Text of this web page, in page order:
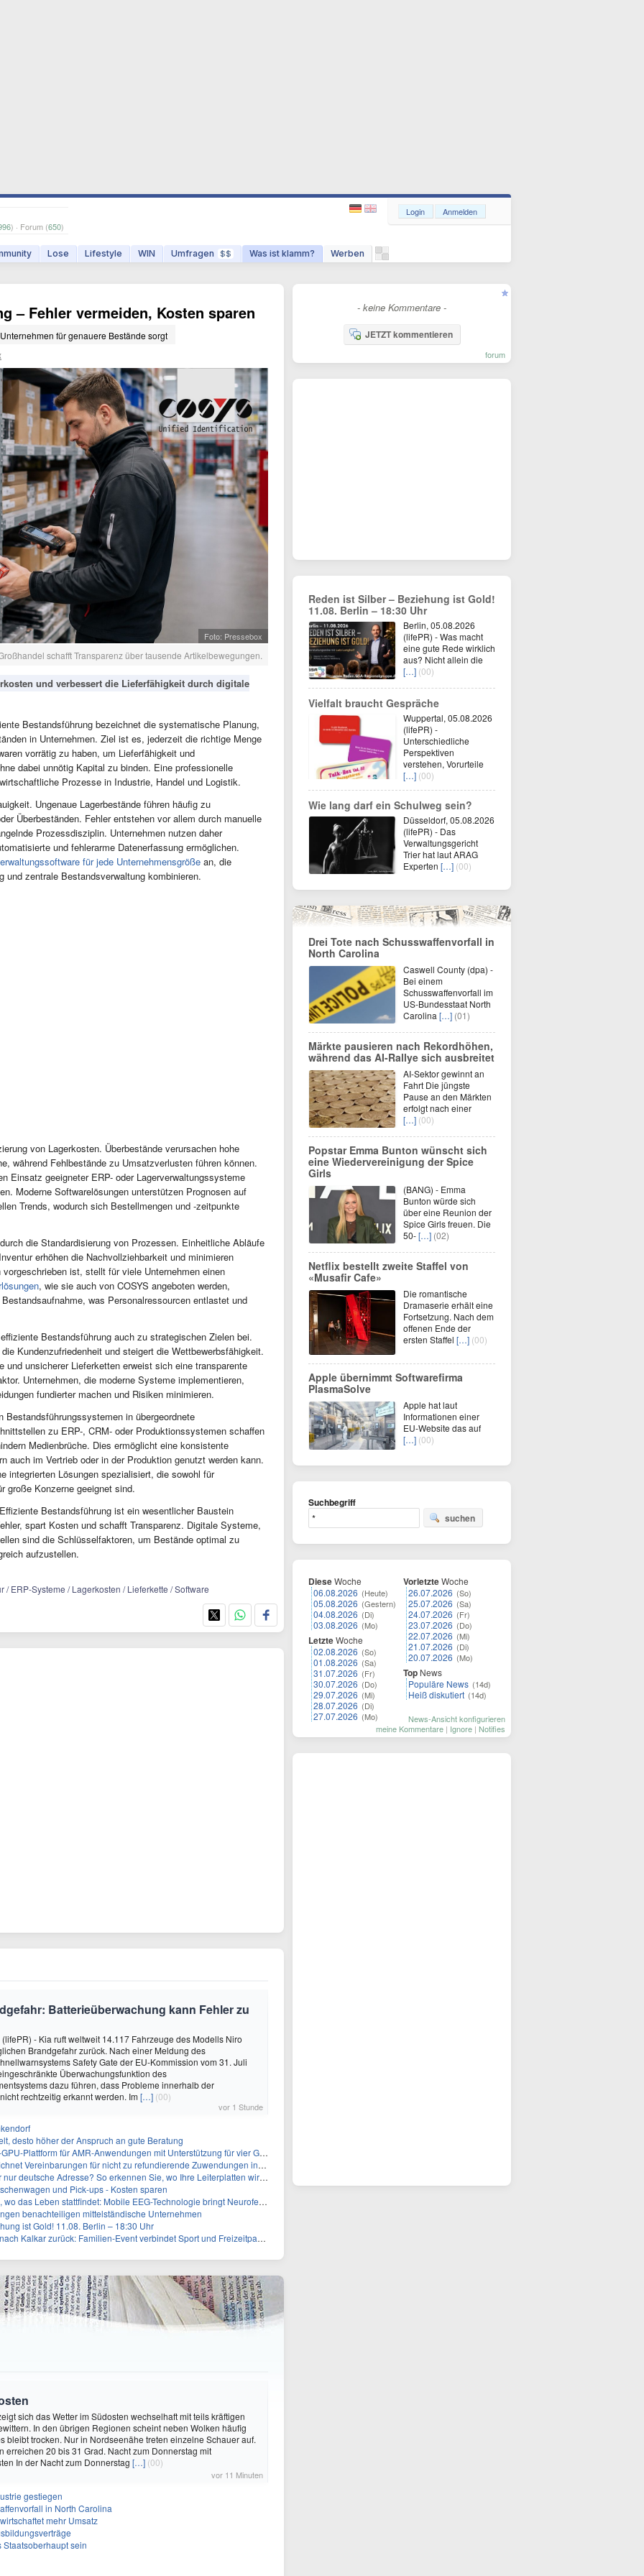
) · Forum (650)
Lose Lifestyle WIN Umfragen $$ Was ist klamm? Werben
Login Anmelden
– Fehler vermeiden, Kosten sparen
für genauere Bestände sorgt
Foto: Pressebox
schafft Transparenz über tausende Artikelbewegungen.
und verbessert die Lieferfähigkeit durch digitale
Bestandsführung bezeichnet die systematische Planung,
in Unternehmen. Ziel ist es, jederzeit die richtige Menge
vorrätig zu haben, um Lieferfähigkeit und
dabei unnötig Kapital zu binden. Eine professionelle
Prozesse in Industrie, Handel und Logistik.
Ungenaue Lagerbestände führen häufig zu
Überbeständen. Fehler entstehen vor allem durch manuelle
Prozessdisziplin. Unternehmen nutzen daher
und fehlerarme Datenerfassung ermöglichen.
für jede Unternehmensgröße an, die
und zentrale Bestandsverwaltung kombinieren.
von Lagerkosten. Überbestände verursachen hohe
während Fehlbestände zu Umsatzverlusten führen können.
Einsatz geeigneter ERP- oder Lagerverwaltungssysteme
Moderne Softwarelösungen unterstützen Prognosen auf
Trends, wodurch sich Bestellmengen und -zeitpunkte
die Standardisierung von Prozessen. Einheitliche Abläufe
erhöhen die Nachvollziehbarkeit und minimieren
ist, stellt für viele Unternehmen einen
, wie sie auch von COSYS angeboten werden,
was Personalressourcen entlastet und
Bestandsführung auch zu strategischen Zielen bei.
Kundenzufriedenheit und steigert die Wettbewerbsfähigkeit.
und unsicherer Lieferketten erweist sich eine transparente
Unternehmen, die moderne Systeme implementieren,
fundierter machen und Risiken minimieren.
Bestandsführungssystemen in übergeordnete
zu ERP-, CRM- oder Produktionssystemen schaffen
Medienbrüche. Dies ermöglicht eine konsistente
auch im Vertrieb oder in der Produktion genutzt werden kann.
integrierten Lösungen spezialisiert, die sowohl für
große Konzerne geeignet sind.
Bestandsführung ist ein wesentlicher Baustein
spart Kosten und schafft Transparenz. Digitale Systeme,
sind die Schlüsselfaktoren, um Bestände optimal zu
aufzustellen.
ERP-Systeme / Lagerkosten / Lieferkette / Software
Batterieüberwachung kann Fehler zu
- Kia ruft weltweit 14.117 Fahrzeuge des Modells Niro
Brandgefahr zurück. Nach einer Meldung des
Safety Gate der EU-Kommission vom 31. Juli
Überwachungsfunktion des
dazu führen, dass Probleme innerhalb der
rechtzeitig erkannt werden. Im[…] (00)
vor 1 Stunde
desto höher der Anspruch an gute Beratung
für AMR-Anwendungen mit Unterstützung für vier GMSL2-Fahrzeugkameras auf den Markt
refundierende Zuwendungen in Höhe von 4,84 Mio. $ von der kanadischen Regierung für Straßeninfrastruktur und Stromübertragungsleitungen
Adresse? So erkennen Sie, wo Ihre Leiterplatten wirklich gefertigt werden
und Pick-ups - Kosten sparen
Leben stattfindet: Mobile EEG-Technologie bringt Neurofeedback in den Alltag
benachteiligen mittelständische Unternehmen
ist Gold! 11.08. Berlin – 18:30 Uhr
Kalkar zurück: Familien-Event verbindet Sport und Freizeitpark-Erlebnis
sich das Wetter im Südosten wechselhaft mit teils kräftigen
In den übrigen Regionen scheint neben Wolken häufig
bleibt trocken. Nur in Nordseenähe treten einzelne Schauer auf.
erreichen 20 bis 31 Grad. Nacht zum Donnerstag mit
In der Nacht zum Donnerstag […] (00)
vor 11 Minuten
gestiegen
in North Carolina
mehr Umsatz
Staatsoberhaupt sein
- keine Kommentare -
JETZT kommentieren
forum
Reden ist Silber – Beziehung ist Gold!
11.08. Berlin – 18:30 Uhr
Berlin, 05.08.2026
(lifePR) - Was macht
eine gute Rede wirklich
aus? Nicht allein die
[…] (00)
Vielfalt braucht Gespräche
Wuppertal, 05.08.2026
(lifePR) -
Unterschiedliche
Perspektiven
verstehen, Vorurteile
[…] (00)
Wie lang darf ein Schulweg sein?
Düsseldorf, 05.08.2026
(lifePR) - Das
Verwaltungsgericht
Trier hat laut ARAG
Experten […] (00)
Drei Tote nach Schusswaffenvorfall in
North Carolina
Caswell County (dpa) -
Bei einem
Schusswaffenvorfall im
US-Bundesstaat North
Carolina […] (01)
Märkte pausieren nach Rekordhöhen,
während das AI-Rallye sich ausbreitet
AI-Sektor gewinnt an
Fahrt Die jüngste
Pause an den Märkten
erfolgt nach einer
[…] (00)
Popstar Emma Bunton wünscht sich
eine Wiedervereinigung der Spice
Girls
(BANG) - Emma
Bunton würde sich
über eine Reunion der
Spice Girls freuen. Die
50-[…] (02)
Netflix bestellt zweite Staffel von
«Musafir Cafe»
Die romantische
Dramaserie erhält eine
Fortsetzung. Nach dem
offenen Ende der
ersten Staffel […] (00)
Apple übernimmt Softwarefirma
PlasmaSolve
Apple hat laut
Informationen einer
EU-Website das auf
[…] (00)
Suchbegriff
suchen
DieseWoche
06.08.2026 (Heute)
05.08.2026 (Gestern)
04.08.2026 (Di)
03.08.2026 (Mo)
LetzteWoche
02.08.2026 (So)
01.08.2026 (Sa)
31.07.2026 (Fr)
30.07.2026 (Do)
29.07.2026 (Mi)
28.07.2026 (Di)
27.07.2026 (Mo)
VorletzteWoche
26.07.2026 (So)
25.07.2026 (Sa)
24.07.2026 (Fr)
23.07.2026 (Do)
22.07.2026 (Mi)
21.07.2026 (Di)
20.07.2026 (Mo)
Top News
Populäre News (14d)
Heiß diskutiert (14d)
News-Ansicht konfigurieren
meine Kommentare | Ignore | Notifies